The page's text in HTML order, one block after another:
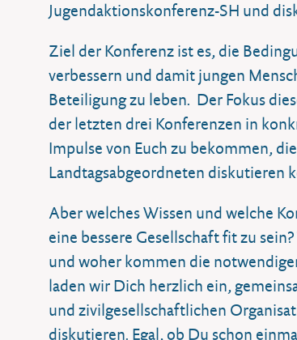
Jugendaktionskonferenz-SH und
Ziel der Konferenz ist es, die
verbessern und damit jungen
Beteiligung zu leben. Der Fokus
der letzten drei Konferenzen in
Impulse von Euch zu bekommen,
Landtagsabgeordneten diskutieren
Aber welches Wissen und welche
eine bessere Gesellschaft fit zu
und woher kommen die
laden wir Dich herzlich ein,
und zivilgesellschaftlichen
diskutieren. Egal, ob Du schon